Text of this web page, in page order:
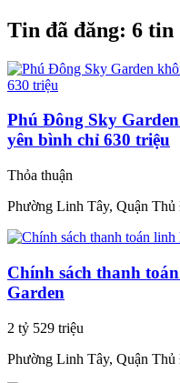
Tin đã đăng: 6 tin
Phú Đông Sky
yên bình chỉ 630 triệu
Thỏa thuận
Phường Linh Tây, Quận
Chính sách thanh
Garden
2 tỷ 529 triệu
Phường Linh Tây, Quận